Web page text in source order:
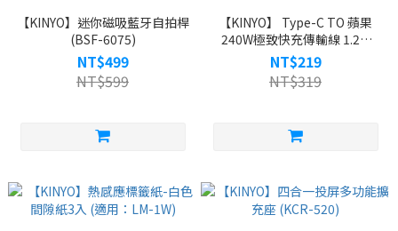
【KINYO】迷你磁吸藍牙自拍桿
(BSF-6075)
NT$499
NT$599
【KINYO】 Type-C TO 蘋果
240W極致快充傳輸線 1.2M
(USB-NAC17)
NT$219
NT$319